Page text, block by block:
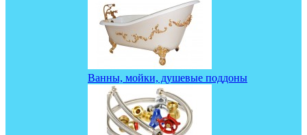
Ванны, мойки, душевые поддоны